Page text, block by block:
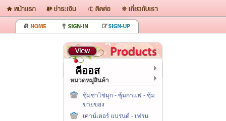
คีออส
หมวดหมู่สินค้า
ซุ้มชาไข่มุก - ซุ้มกาแฟ - ซุ้ม
ขายของ
เคาน์เตอร์ แบรนด์ - เฟรน